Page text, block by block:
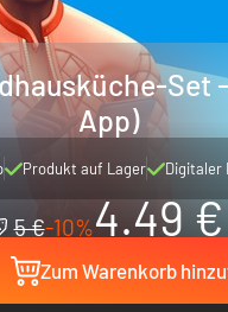
Set
App)
Produkt auf Lager Digitaler
5 €-10%4.49 €
Zum Warenkorb